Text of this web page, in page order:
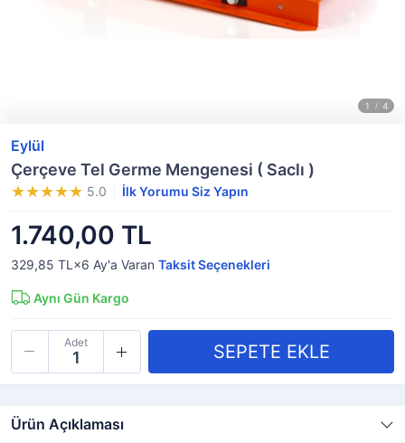
Eylül
Çerçeve Tel Germe Mengenesi ( Saclı )
5.0 İlk Yorumu Siz Yapın
1.740,00 TL
329,85 TL×6 Ay'a Varan Taksit Seçenekleri
Aynı Gün Kargo
Adet
Ürün Açıklaması